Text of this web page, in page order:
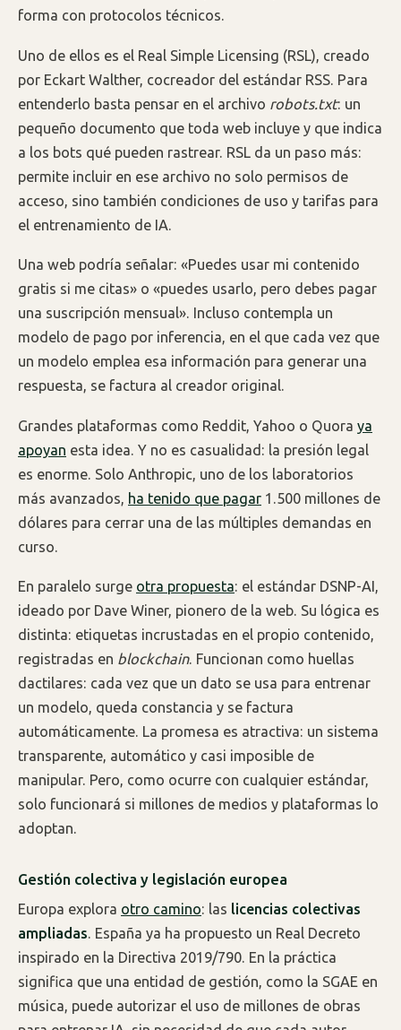
forma con protocolos técnicos.
Uno de ellos es el Real Simple Licensing (RSL), creado
por Eckart Walther, cocreador del estándar RSS. Para
entenderlo basta pensar en el archivo robots.txt: un
pequeño documento que toda web incluye y que indica
a los bots qué pueden rastrear. RSL da un paso más:
permite incluir en ese archivo no solo permisos de
acceso, sino también condiciones de uso y tarifas para
el entrenamiento de IA.
Una web podría señalar: «Puedes usar mi contenido
gratis si me citas» o «puedes usarlo, pero debes pagar
una suscripción mensual». Incluso contempla un
modelo de pago por inferencia, en el que cada vez que
un modelo emplea esa información para generar una
respuesta, se factura al creador original.
Grandes plataformas como Reddit, Yahoo o Quora ya
apoyan esta idea. Y no es casualidad: la presión legal
es enorme. Solo Anthropic, uno de los laboratorios
más avanzados, ha tenido que pagar 1.500 millones de
dólares para cerrar una de las múltiples demandas en
curso.
En paralelo surge otra propuesta: el estándar DSNP-AI,
ideado por Dave Winer, pionero de la web. Su lógica es
distinta: etiquetas incrustadas en el propio contenido,
registradas en blockchain. Funcionan como huellas
dactilares: cada vez que un dato se usa para entrenar
un modelo, queda constancia y se factura
automáticamente. La promesa es atractiva: un sistema
transparente, automático y casi imposible de
manipular. Pero, como ocurre con cualquier estándar,
solo funcionará si millones de medios y plataformas lo
adoptan.
Gestión colectiva y legislación europea
Europa explora otro camino: las licencias colectivas
ampliadas. España ya ha propuesto un Real Decreto
inspirado en la Directiva 2019/790. En la práctica
significa que una entidad de gestión, como la SGAE en
música, puede autorizar el uso de millones de obras